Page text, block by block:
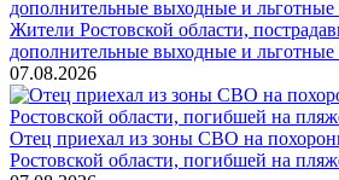
Жители Ростовской области,
дополнительные выходные и
07.08.2026
Отец приехал из зоны СВО на
Ростовской области, погибшей на